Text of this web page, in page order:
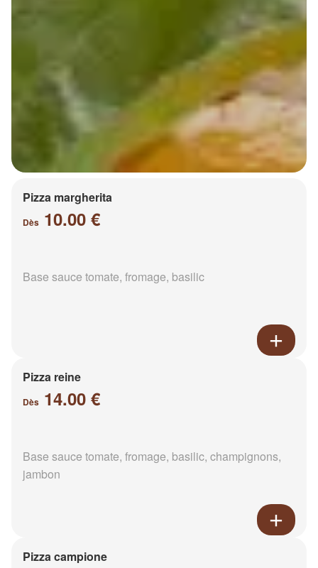
Pizza margherita
Dès 10.00 €
Base sauce tomate, fromage, basilic
Pizza reine
Dès 14.00 €
Base sauce tomate, fromage, basilic, champignons,
jambon
Pizza campione